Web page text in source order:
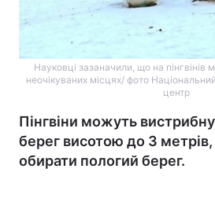
Науковці зазаначили, що на пінгвінів
неочікуваних місцях/ фото
центр
Пінгвіни можуть
берег висотою до 3
обирати пологий берег.